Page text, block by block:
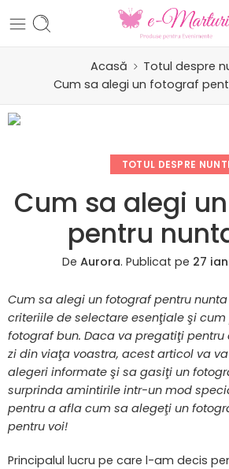
Acasă
Totul despre
Cum sa alegi un fotograf
TOTUL DESPRE NUNTI
Cum sa alegi
pentru
De Aurora. Publicat pe 27
Cum sa alegi un fotograf pentru
criteriile de selectare esenţiale şi
fotograf bun. Daca va pregatiţi
zi din viaţa voastra, acest articol va
alegeri informate şi sa gasiţi un
surprinda amintirile intr-un mod
pentru a afla cum sa alegeţi un
pentru voi!
Principalul lucru pe care l-am decis